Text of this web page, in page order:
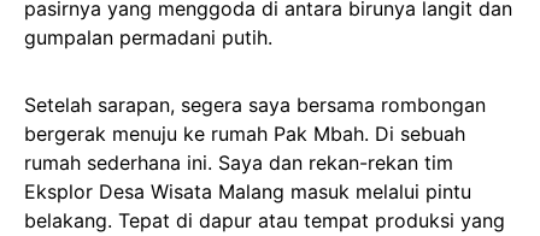
pasirnya yang menggoda di antara birunya langit dan
gumpalan permadani putih.
Setelah sarapan, segera saya bersama rombongan
bergerak menuju ke rumah Pak Mbah. Di sebuah
rumah sederhana ini. Saya dan rekan-rekan tim
Eksplor Desa Wisata Malang masuk melalui pintu
belakang. Tepat di dapur atau tempat produksi yang